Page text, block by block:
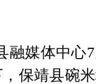
融媒体中心
保靖县碗